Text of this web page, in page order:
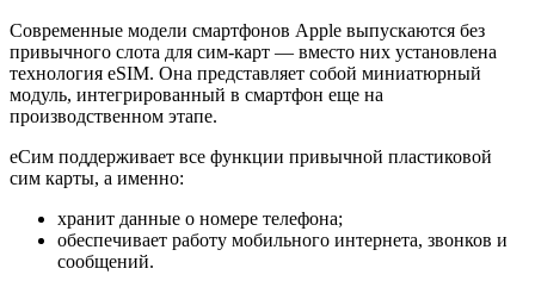
Современные модели смартфонов Apple выпускаются без
привычного слота для сим-карт — вместо них установлена
технология eSIM. Она представляет собой миниатюрный
модуль, интегрированный в смартфон еще на
производственном этапе.
еСим поддерживает все функции привычной пластиковой
сим карты, а именно:
хранит данные о номере телефона;
обеспечивает работу мобильного интернета, звонков и
сообщений.